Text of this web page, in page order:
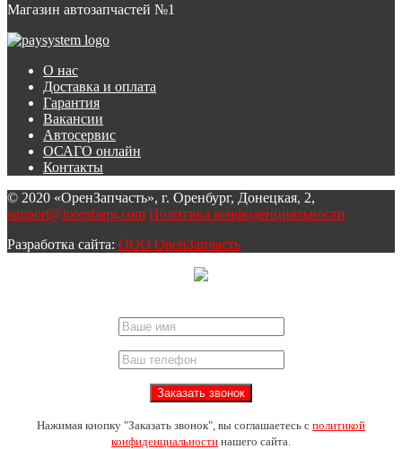
Магазин автозапчастей №1
О нас
Доставка и оплата
Гарантия
Вакансии
Автосервис
ОСАГО онлайн
Контакты
© 2020 «ОренЗапчасть», г. Оренбург, Донецкая, 2,
support@iorenburg.com Политика конфиденциальности
Разработка сайта: ООО ОренЗапчасть
Нажимая кнопку "Заказать звонок", вы соглашаетесь с политикой
конфиденциальности нашего сайта.